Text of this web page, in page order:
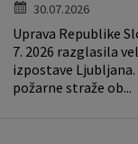
30.07.2026
Uprava Republike
7. 2026 razglasila
izpostave Ljubljana.
požarne straže ob...